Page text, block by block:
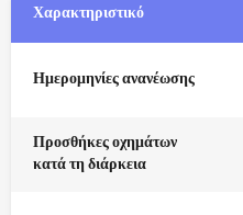
Χαρακτηριστικό
Ημερομηνίες ανανέωσης
Προσθήκες οχημάτων
κατά τη διάρκεια